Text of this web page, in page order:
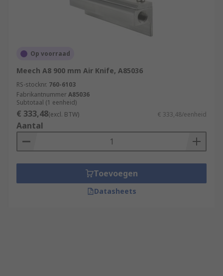
Op voorraad
Meech A8 900 mm Air Knife, A85036
RS-stocknr. 760-6103
FabrikantnummerA85036
Subtotaal (1 eenheid)
€ 333,48(excl. BTW) € 333,48/eenheid
Aantal
Toevoegen
Datasheets